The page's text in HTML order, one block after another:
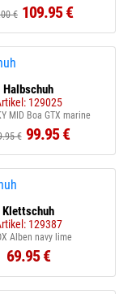
€ 109.95 €
Halbschuh
129025
MID Boa GTX marine
€ 99.95 €
Klettschuh
129387
Alben navy lime
69.95 €